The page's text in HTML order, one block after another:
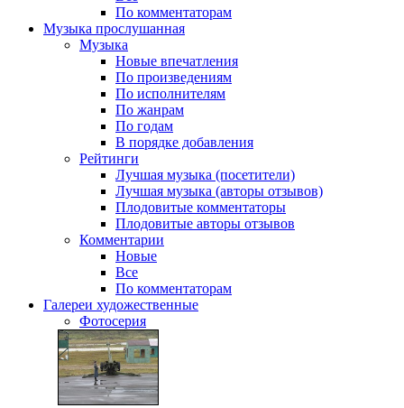
По комментаторам
Музыка прослушанная
Музыка
Новые впечатления
По произведениям
По исполнителям
По жанрам
По годам
В порядке добавления
Рейтинги
Лучшая музыка (посетители)
Лучшая музыка (авторы отзывов)
Плодовитые комментаторы
Плодовитые авторы отзывов
Комментарии
Новые
Все
По комментаторам
Галереи художественные
Фотосерия